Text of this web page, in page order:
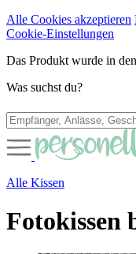
Alle Cookies akzeptieren
Cookie-Einstellungen
Das Produkt wurde in
Was suchst du?
Alle Kissen
Fotokissen